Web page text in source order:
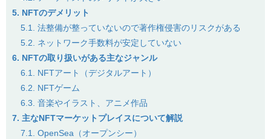
5. NFTのデメリット
5.1. 法整備が整っていないので著作権侵害のリスクがある
5.2. ネットワーク手数料が安定していない
6. NFTの取り扱いがある主なジャンル
6.1. NFTアート（デジタルアート）
6.2. NFTゲーム
6.3. 音楽やイラスト、アニメ作品
7. 主なNFTマーケットプレイスについて解説
7.1. OpenSea（オープンシー）